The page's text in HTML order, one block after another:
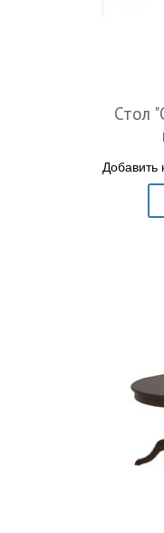
Стол
Добавить